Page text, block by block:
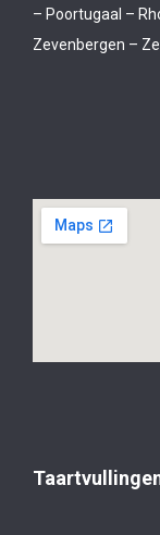
– Poortugaal –
Zevenbergen –